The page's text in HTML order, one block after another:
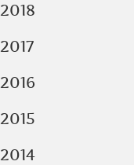
2018
2017
2016
2015
2014